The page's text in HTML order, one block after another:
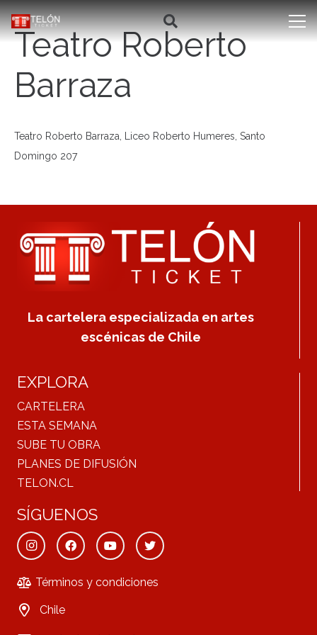
Teatro Roberto
Barraza
Teatro Roberto Barraza, Liceo Roberto Humeres, Santo
Domingo 207
La cartelera especializada en artes
escénicas de Chile
EXPLORA
CARTELERA
ESTA SEMANA
SUBE TU OBRA
PLANES DE DIFUSIÓN
TELON.CL
SÍGUENOS
Términos y condiciones
Chile